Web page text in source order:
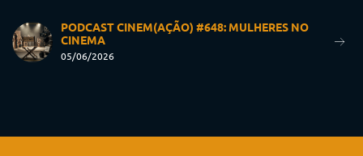
PODCAST CINEM(AÇÃO) #648: MULHERES NO
CINEMA
05/06/2026